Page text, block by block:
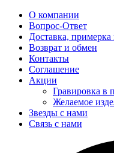
О компании
Вопрос-Ответ
Доставка, примерка
Возврат и обмен
Контакты
Соглашение
Акции
Гравировка в
Желаемое
Звезды с нами
Связь с нами